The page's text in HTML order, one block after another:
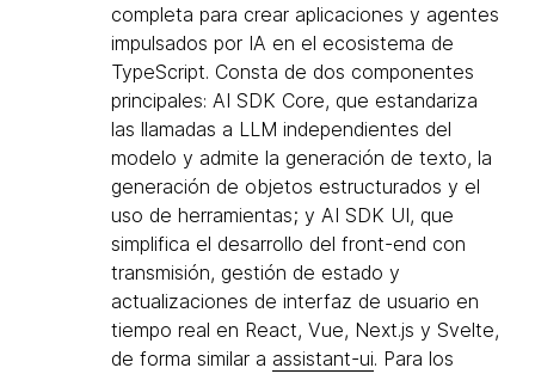
completa para crear aplicaciones y agentes
impulsados por IA en el ecosistema de
TypeScript. Consta de dos componentes
principales: AI SDK Core, que estandariza
las llamadas a LLM independientes del
modelo y admite la generación de texto, la
generación de objetos estructurados y el
uso de herramientas; y AI SDK UI, que
simplifica el desarrollo del front-end con
transmisión, gestión de estado y
actualizaciones de interfaz de usuario en
tiempo real en React, Vue, Next.js y Svelte,
de forma similar a assistant-ui. Para los